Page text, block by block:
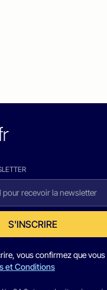
S'INSCRIRE
vous confirmez que vous
et Conditions